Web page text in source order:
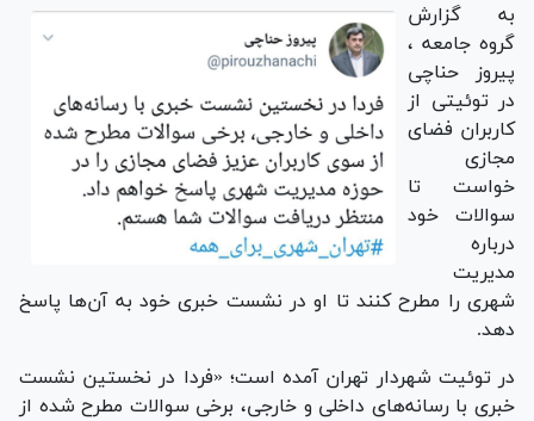
به گزارش
گروه جامعه ،
پیروز حناچی
در توئیتی از
کاربران فضای
مجازی
خواست تا
سوالات خود
درباره
مدیریت
شهری را مطرح کنند تا او در نشست خبری خود به آن‌ها پاسخ
دهد.
در توئیت شهردار تهران آمده است؛ «فردا در نخستین نشست
خبری با رسانه‌های داخلی و خارجی، برخی سوالات مطرح شده از